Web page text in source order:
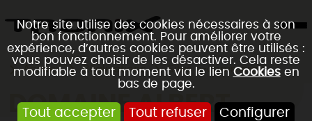
Notre site utilise des cookies nécessaires à son
bon fonctionnement. Pour améliorer votre
expérience, d’autres cookies peuvent être utilisés :
vous pouvez choisir de les désactiver. Cela reste
modifiable à tout moment via le lien Cookiesen
bas de page.
Tout accepter Tout refuser Configurer
Accueil Réalisations Sites e-commerce
DOMAINE ALBERT